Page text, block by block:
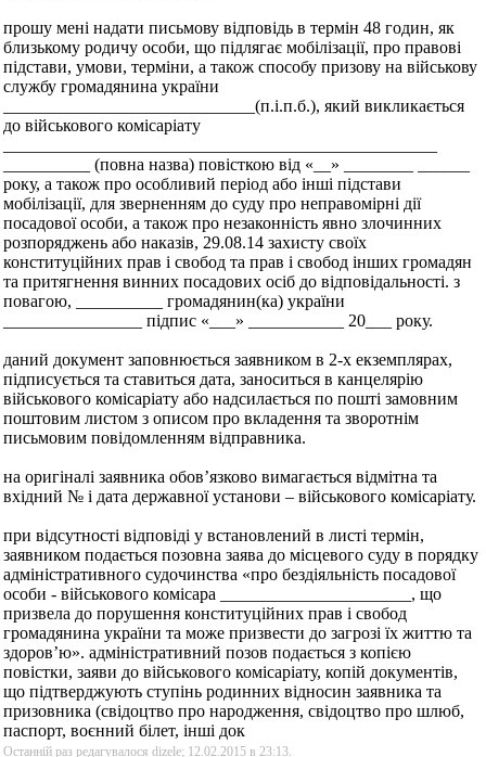
прошу мені надати письмову відповідь в термін 48 годин, як
близькому родичу особи, що підлягає мобілізації, про правові
підстави, умови, терміни, а також способу призову на військову
службу громадянина україни
_____________________________(п.і.п.б.), який викликається
до військового комісаріату
__________ (повна назва) повісткою від «__» ________ ______
року, а також про особливий період або інші підстави
мобілізації, для зверненням до суду про неправомірні дії
посадової особи, а також про незаконність явно злочинних
розпоряджень або наказів, 29.08.14 захисту своїх
конституційних прав і свобод та прав і свобод інших громадян
та притягнення винних посадових осіб до відповідальності. з
повагою, __________ громадянин(ка) україни
________________ підпис «___» ___________ 20___ року.
даний документ заповнюється заявником в 2-х екземплярах,
підписується та ставиться дата, заноситься в канцелярію
військового комісаріату або надсилається по пошті замовним
поштовим листом з описом про вкладення та зворотнім
письмовим повідомленням відправника.
на оригіналі заявника обов’язково вимагається відмітна та
вхідний № і дата державної установи – військового комісаріату.
при відсутності відповіді у встановлений в листі термін,
заявником подається позовна заява до місцевого суду в порядку
адміністративного судочинства «про бездіяльність посадової
особи - військового комісара ______________________, що
призвела до порушення конституційних прав і свобод
громадянина україни та може призвести до загрозі їх життю та
здоров’ю». адміністративний позов подається з копією
повістки, заяви до військового комісаріату, копій документів,
що підтверджують ступінь родинних відносин заявника та
призовника (свідоцтво про народження, свідоцтво про шлюб,
паспорт, воєнний білет, інші док
Останній раз редагувалося dizele; 12.02.2015 в 23:13.